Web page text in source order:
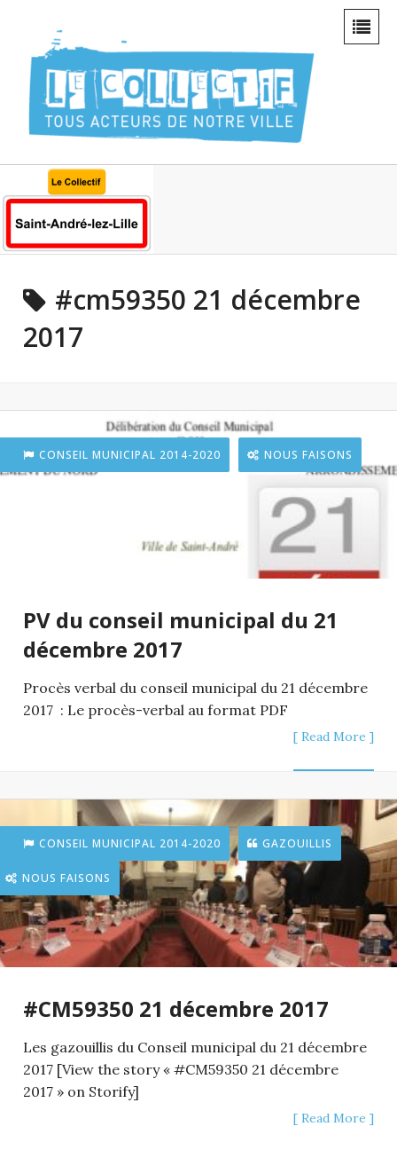
#cm59350 21 décembre
2017
CONSEIL MUNICIPAL 2014-2020 NOUS FAISONS
PV du conseil municipal du 21
décembre 2017
Procès verbal du conseil municipal du 21 décembre
2017 : Le procès-verbal au format PDF
[ Read More ]
CONSEIL MUNICIPAL 2014-2020 GAZOUILLIS
NOUS FAISONS
#CM59350 21 décembre 2017
Les gazouillis du Conseil municipal du 21 décembre
2017 [View the story « #CM59350 21 décembre
2017 » on Storify]
[ Read More ]